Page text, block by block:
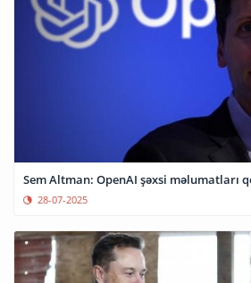
Sem Altman: OpenAI şəxsi məlumatları
28-07-2025